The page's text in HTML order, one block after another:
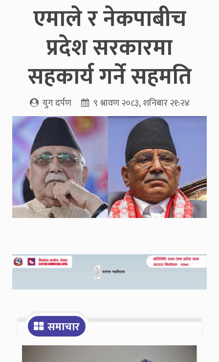
एमाले र नेकपाबीच
प्रदेश सरकारमा
सहकार्य गर्ने सहमति
युग दर्पण ९ श्रावण २०८३, शनिबार २१:२४
समाचार